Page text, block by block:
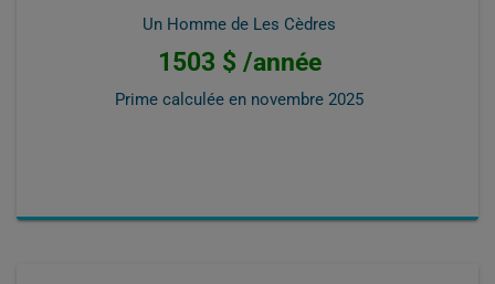
Un Homme de Les Cèdres
1503 $ /année
Prime calculée en novembre 2025